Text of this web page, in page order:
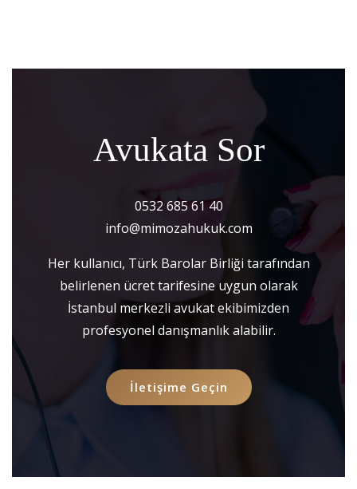
Avukata Sor
0532 685 61 40
info@mimozahukuk.com
Her kullanıcı, Türk Barolar Birliği tarafından
belirlenen ücret tarifesine uygun olarak
İstanbul merkezli avukat ekibimizden
profesyonel danışmanlık alabilir.
İletişime Geçin